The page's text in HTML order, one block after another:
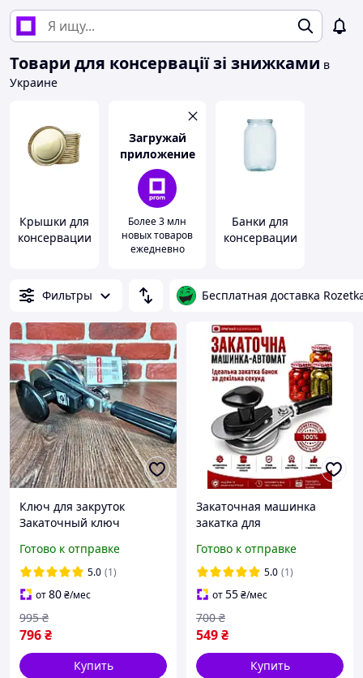
Товари для консервації зі знижками в
Украине
Крышки для
консервации
Загружай
приложение
Более 3 млн
новых товаров
ежедневно
Банки для
консервации
Фильтры Бесплатная доставка
Ключ для закруток
Закаточный ключ
закаточный автомат с
роликом Ключ для
консервации с подшип
Готово к отправке
5.0 (1)
от80₴/мес
796₴
995 ₴
Купить
Закаточная машинка
закатка для
ручная автоматическая с
подшипниковым
механизмом ключ для
закатки крышек
Готово к отправке
5.0 (1)
от55₴/мес
549₴
700 ₴
Купить